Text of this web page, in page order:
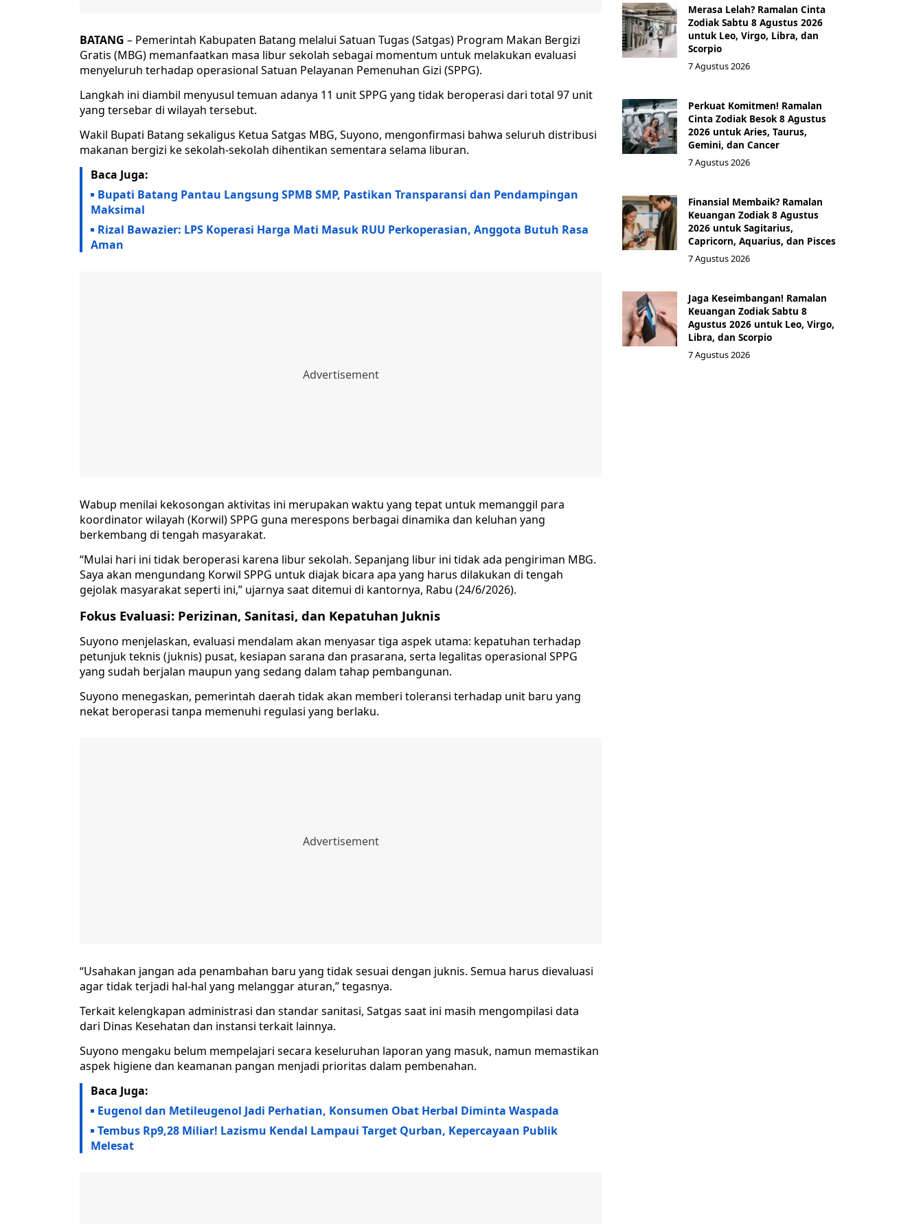
BATANG – Pemerintah Kabupaten Batang melalui Satuan Tugas (Satgas) Program Makan Bergizi
Gratis (MBG) memanfaatkan masa libur sekolah sebagai momentum untuk melakukan evaluasi
menyeluruh terhadap operasional Satuan Pelayanan Pemenuhan Gizi (SPPG).
Langkah ini diambil menyusul temuan adanya 11 unit SPPG yang tidak beroperasi dari total 97 unit
yang tersebar di wilayah tersebut.
Wakil Bupati Batang sekaligus Ketua Satgas MBG, Suyono, mengonfirmasi bahwa seluruh distribusi
makanan bergizi ke sekolah-sekolah dihentikan sementara selama liburan.
Baca Juga:
Bupati Batang Pantau Langsung SPMB SMP, Pastikan Transparansi dan Pendampingan
Maksimal
Rizal Bawazier: LPS Koperasi Harga Mati Masuk RUU Perkoperasian, Anggota Butuh Rasa
Aman
Wabup menilai kekosongan aktivitas ini merupakan waktu yang tepat untuk memanggil para
koordinator wilayah (Korwil) SPPG guna merespons berbagai dinamika dan keluhan yang
berkembang di tengah masyarakat.
“Mulai hari ini tidak beroperasi karena libur sekolah. Sepanjang libur ini tidak ada pengiriman MBG.
Saya akan mengundang Korwil SPPG untuk diajak bicara apa yang harus dilakukan di tengah
gejolak masyarakat seperti ini,” ujarnya saat ditemui di kantornya, Rabu (24/6/2026).
Fokus Evaluasi: Perizinan, Sanitasi, dan Kepatuhan Juknis
Suyono menjelaskan, evaluasi mendalam akan menyasar tiga aspek utama: kepatuhan terhadap
petunjuk teknis (juknis) pusat, kesiapan sarana dan prasarana, serta legalitas operasional SPPG
yang sudah berjalan maupun yang sedang dalam tahap pembangunan.
Suyono menegaskan, pemerintah daerah tidak akan memberi toleransi terhadap unit baru yang
nekat beroperasi tanpa memenuhi regulasi yang berlaku.
“Usahakan jangan ada penambahan baru yang tidak sesuai dengan juknis. Semua harus dievaluasi
agar tidak terjadi hal-hal yang melanggar aturan,” tegasnya.
Terkait kelengkapan administrasi dan standar sanitasi, Satgas saat ini masih mengompilasi data
dari Dinas Kesehatan dan instansi terkait lainnya.
Suyono mengaku belum mempelajari secara keseluruhan laporan yang masuk, namun memastikan
aspek higiene dan keamanan pangan menjadi prioritas dalam pembenahan.
Baca Juga:
Eugenol dan Metileugenol Jadi Perhatian, Konsumen Obat Herbal Diminta Waspada
Tembus Rp9,28 Miliar! Lazismu Kendal Lampaui Target Qurban, Kepercayaan Publik
Melesat
Merasa Lelah? Ramalan Cinta
Zodiak Sabtu 8 Agustus 2026
untuk Leo, Virgo, Libra, dan
Scorpio
7 Agustus 2026
Perkuat Komitmen! Ramalan
Cinta Zodiak Besok 8 Agustus
2026 untuk Aries, Taurus,
Gemini, dan Cancer
7 Agustus 2026
Finansial Membaik? Ramalan
Keuangan Zodiak 8 Agustus
2026 untuk Sagitarius,
Capricorn, Aquarius, dan Pisces
7 Agustus 2026
Jaga Keseimbangan! Ramalan
Keuangan Zodiak Sabtu 8
Agustus 2026 untuk Leo, Virgo,
Libra, dan Scorpio
7 Agustus 2026